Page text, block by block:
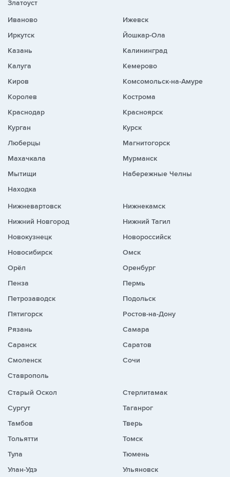
Златоуст
Иваново
Ижевск
Иркутск
Йошкар-Ола
Казань
Калининград
Калуга
Кемерово
Киров
Комсомольск-на-Амуре
Королев
Кострома
Краснодар
Красноярск
Курган
Курск
Люберцы
Магнитогорск
Махачкала
Мурманск
Мытищи
Набережные Челны
Находка
Нижневартовск
Нижнекамск
Нижний Новгород
Нижний Тагил
Новокузнецк
Новороссийск
Новосибирск
Омск
Орёл
Оренбург
Пенза
Пермь
Петрозаводск
Подольск
Пятигорск
Ростов-на-Дону
Рязань
Самара
Саранск
Саратов
Смоленск
Сочи
Ставрополь
Старый Оскол
Стерлитамак
Сургут
Таганрог
Тамбов
Тверь
Тольятти
Томск
Тула
Тюмень
Улан-Удэ
Ульяновск